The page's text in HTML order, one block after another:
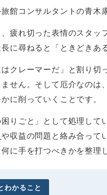
館コンサルタントの青木
疲れ切った表情のスタ
に尋ねると「ときどきあ
クレーマーだ」と割り切
せん。そして厄介なのは
に削っていくことです。
りごと」として処理し
や収益の問題と絡み合って
に手を打つべきかを整理
わかること